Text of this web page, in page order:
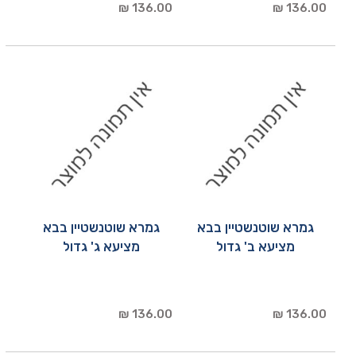
136.00 ₪
136.00 ₪
גמרא שוטנשטיין בבא
מציעא ב' גדול
136.00 ₪
גמרא שוטנשטיין בבא
מציעא ג' גדול
136.00 ₪